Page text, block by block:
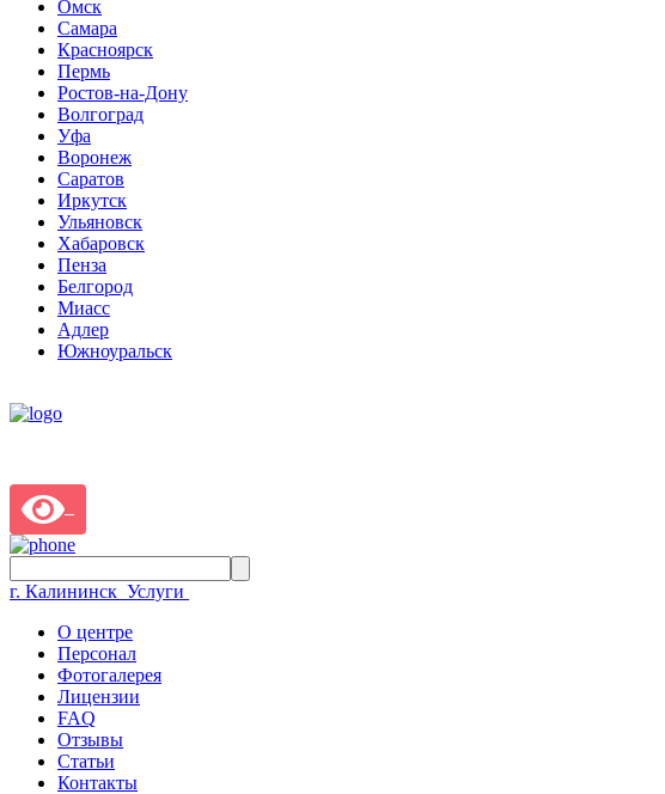
Омск
Самара
Красноярск
Пермь
Ростов-на-Дону
Волгоград
Уфа
Воронеж
Саратов
Иркутск
Ульяновск
Хабаровск
Пенза
Белгород
Миасс
Адлер
Южноуральск
г. Калининск Услуги
О центре
Персонал
Фотогалерея
Лицензии
FAQ
Отзывы
Статьи
Контакты